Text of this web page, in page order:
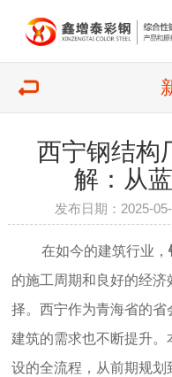
西宁钢结构
解：从
发布日期：2025-
在如今的建筑行业，
的施工周期和良好的经
择。西宁作为青海省的
建筑的需求也不断提升
设的全流程，从前期规划